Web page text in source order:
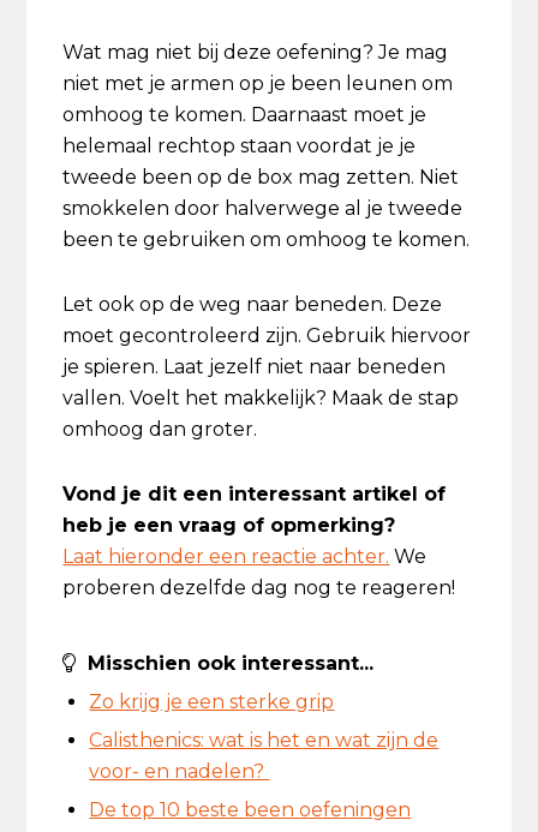
Wat mag niet bij deze oefening? Je mag
niet met je armen op je been leunen om
omhoog te komen. Daarnaast moet je
helemaal rechtop staan voordat je je
tweede been op de box mag zetten. Niet
smokkelen door halverwege al je tweede
been te gebruiken om omhoog te komen.
Let ook op de weg naar beneden. Deze
moet gecontroleerd zijn. Gebruik hiervoor
je spieren. Laat jezelf niet naar beneden
vallen. Voelt het makkelijk? Maak de stap
omhoog dan groter.
Vond je dit een interessant artikel of
heb je een vraag of opmerking?
Laat hieronder een reactie achter. We
proberen dezelfde dag nog te reageren!
Misschien ook interessant...
Zo krijg je een sterke grip
Calisthenics: wat is het en wat zijn de
voor- en nadelen?
De top 10 beste been oefeningen